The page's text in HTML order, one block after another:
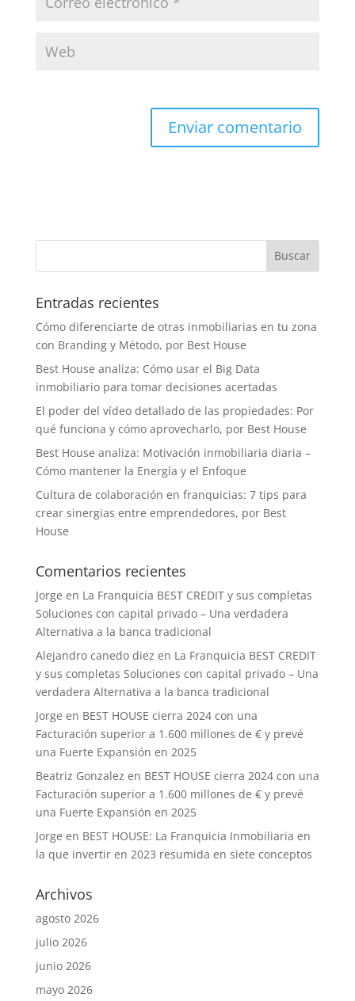
Entradas recientes
Cómo diferenciarte de otras inmobiliarias en tu zona
con Branding y Método, por Best House
Best House analiza: Cómo usar el Big Data
inmobiliario para tomar decisiones acertadas
El poder del vídeo detallado de las propiedades: Por
qué funciona y cómo aprovecharlo, por Best House
Best House analiza: Motivación inmobiliaria diaria –
Cómo mantener la Energía y el Enfoque
Cultura de colaboración en franquicias: 7 tips para
crear sinergias entre emprendedores, por Best
House
Comentarios recientes
Jorge en La Franquicia BEST CREDIT y sus completas
Soluciones con capital privado – Una verdadera
Alternativa a la banca tradicional
Alejandro canedo diez en La Franquicia BEST CREDIT
y sus completas Soluciones con capital privado – Una
verdadera Alternativa a la banca tradicional
Jorge en BEST HOUSE cierra 2024 con una
Facturación superior a 1.600 millones de € y prevé
una Fuerte Expansión en 2025
Beatriz Gonzalez en BEST HOUSE cierra 2024 con una
Facturación superior a 1.600 millones de € y prevé
una Fuerte Expansión en 2025
Jorge en BEST HOUSE: La Franquicia Inmobiliaria en
la que invertir en 2023 resumida en siete conceptos
Archivos
agosto 2026
julio 2026
junio 2026
mayo 2026